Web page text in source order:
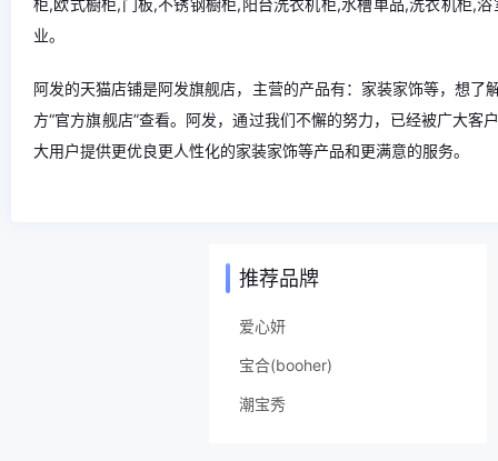
业。
阿发的天猫店铺是阿发旗舰店，主营的产品有：家装家饰等，想
方“官方旗舰店”查看。阿发，通过我们不懈的努力，已经被广大
大用户提供更优良更人性化的家装家饰等产品和更满意的服务。
推荐品牌
爱心妍
宝合(booher)
潮宝秀